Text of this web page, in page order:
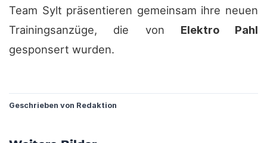
Team Sylt präsentieren gemeinsam ihre neuen
Trainingsanzüge, die von Elektro Pahl
gesponsert wurden.
?
Geschrieben von Redaktion